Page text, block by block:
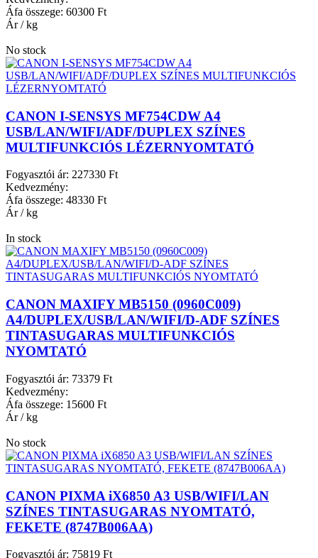
Áfa összege: 60300 Ft
Ár / kg
No stock
CANON I-SENSYS MF754CDW A4
USB/LAN/WIFI/ADF/DUPLEX SZÍNES
MULTIFUNKCIÓS LÉZERNYOMTATÓ
Fogyasztói ár: 227330 Ft
Kedvezmény:
Áfa összege: 48330 Ft
Ár / kg
In stock
CANON MAXIFY MB5150 (0960C009)
A4/DUPLEX/USB/LAN/WIFI/D-ADF SZÍNES
TINTASUGARAS MULTIFUNKCIÓS
NYOMTATÓ
Fogyasztói ár: 73379 Ft
Kedvezmény:
Áfa összege: 15600 Ft
Ár / kg
No stock
CANON PIXMA iX6850 A3 USB/WIFI/LAN
SZÍNES TINTASUGARAS NYOMTATÓ,
FEKETE (8747B006AA)
Fogyasztói ár: 75819 Ft